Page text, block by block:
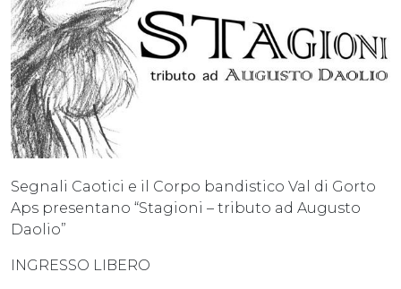
Segnali Caotici e il Corpo bandistico Val di Gorto
Aps presentano “Stagioni – tributo ad Augusto
Daolio”
INGRESSO LIBERO